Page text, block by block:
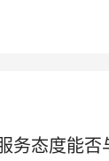
态度能否